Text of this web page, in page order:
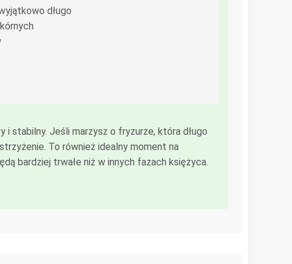
długo
stabilny. Jeśli marzysz o fryzurze, która długo
To również idealny moment na
bardziej trwałe niż w innych fazach księżyca.